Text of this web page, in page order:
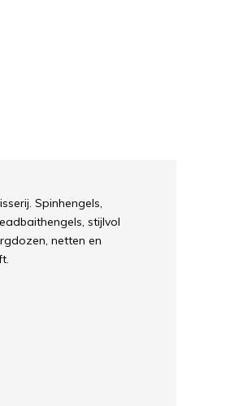
Spinhengels,
stijlvol
netten en